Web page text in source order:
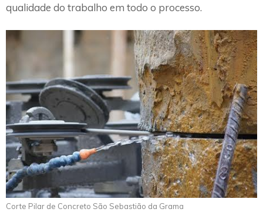
qualidade do trabalho em todo o processo.
Corte Pilar de Concreto São Sebastião da Grama